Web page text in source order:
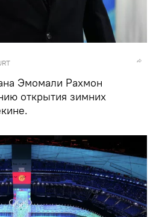
Эмомали Рахмон
открытия зимних